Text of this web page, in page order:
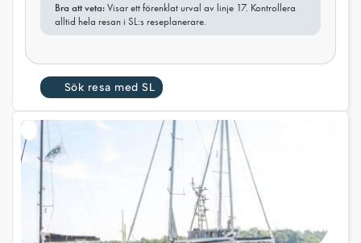
Bra att veta: Visar ett förenklat urval av linje 17. Kontrollera
alltid hela resan i SL:s reseplanerare.
Sök resa med SL